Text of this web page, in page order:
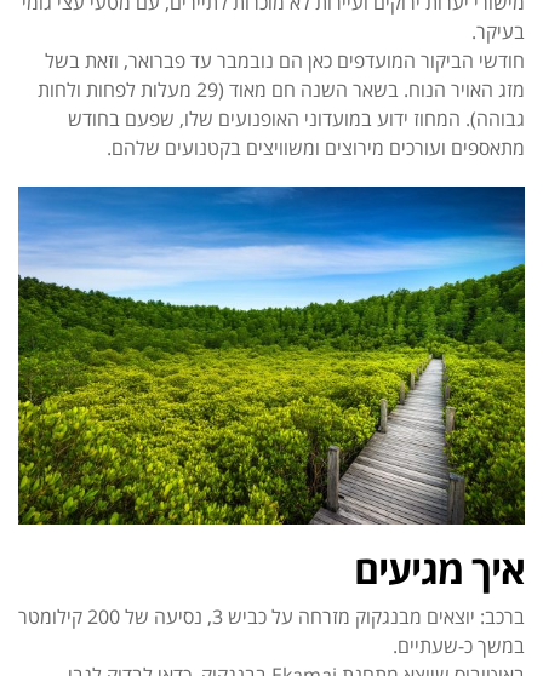
בעיקר.
חודשי הביקור המועדפים כאן הם נובמבר עד פברואר, וזאת בשל
מזג האויר הנוח. בשאר השנה חם מאוד (29 מעלות לפחות ולחות
גבוהה). המחוז ידוע במועדוני האופנועים שלו, שפעם בחודש
מתאספים ועורכים מירוצים ומשוויצים בקטנועים שלהם.
איך מגיעים
ברכב: יוצאים מבנגקוק מזרחה על כביש 3, נסיעה של 200 קילומטר
במשך כ-שעתיים.